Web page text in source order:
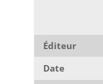
Éditeur
Date